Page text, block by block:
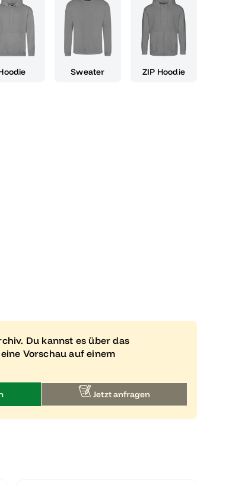
Material sorgen dafür, dass du
während du stolz deinen Erfolg zur
lässigen Look oder kombiniere es
– die Vielseitigkeit dieses T-
hinaus ist es das ideale Geschenk
nur deinen Stil, sondern auch deinen
bereit, deinen Abschluss mit einem
dich mit voller Vorfreude in deine
Sweater ZIP Hoodie
Du kannst es über das
Vorschau auf einem
Jetzt anfragen